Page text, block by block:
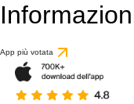
App più votata